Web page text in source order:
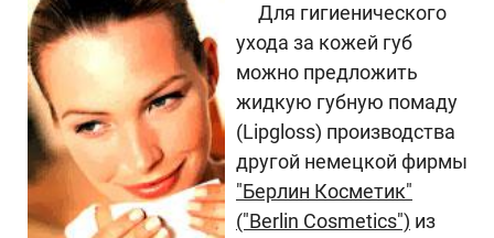
Для гигиенического
ухода за кожей губ
можно предложить
жидкую губную помаду
(Lipgloss) производства
другой немецкой фирмы
"Берлин Косметик"
("Berlin Cosmetics") из